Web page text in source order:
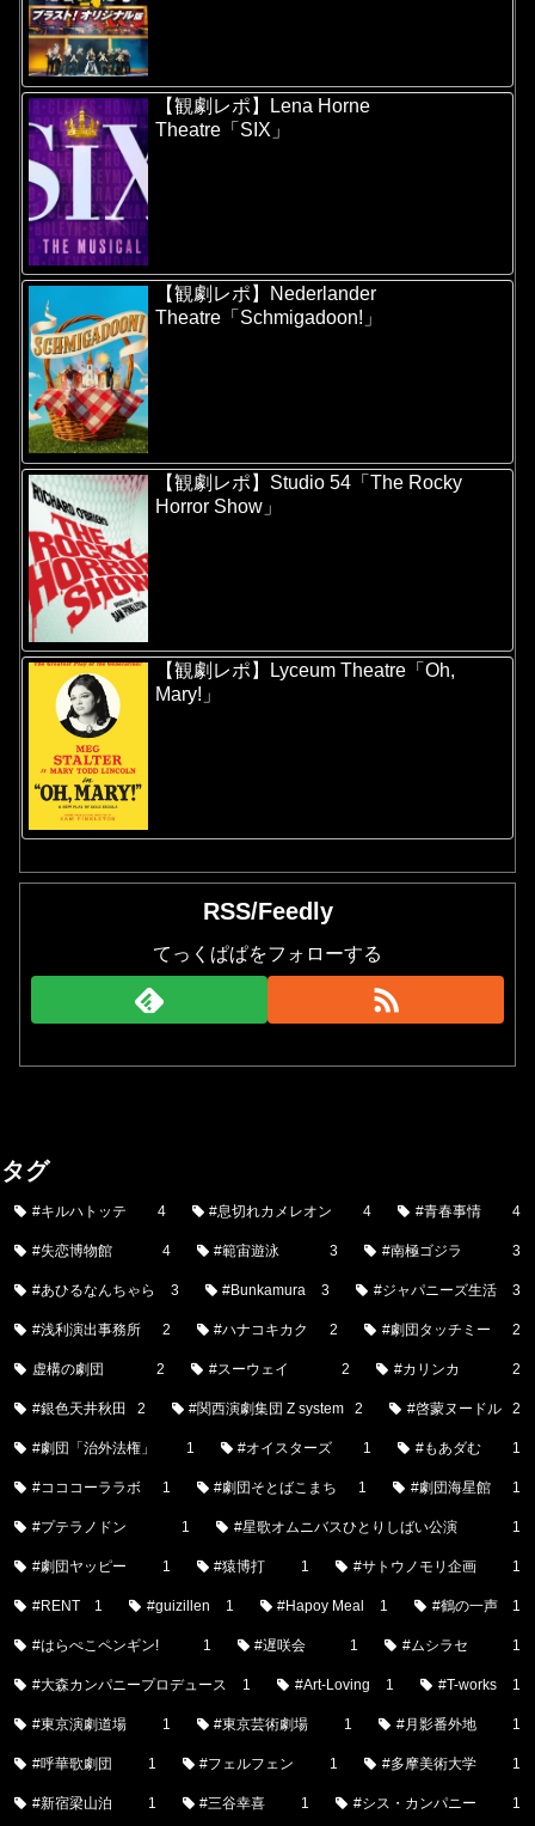
【観劇レポ】Lena Horne
Theatre「SIX」
【観劇レポ】Nederlander
Theatre「Schmigadoon!」
【観劇レポ】Studio 54「The Rocky
Horror Show」
【観劇レポ】Lyceum Theatre「Oh,
Mary!」
RSS/Feedly
てっくぱぱをフォローする
タグ
#キルハトッテ 4 #息切れカメレオン 4 #青春事情 4
#失恋博物館 4 #範宙遊泳 3 #南極ゴジラ 3
#あひるなんちゃら 3 #Bunkamura 3 #ジャパニーズ生活 3
#浅利演出事務所 2 #ハナコキカク 2 #劇団タッチミー 2
虚構の劇団 2 #スーウェイ 2 #カリンカ 2
#銀色天井秋田 2 #関西演劇集団 Z system 2 #啓蒙ヌードル 2
#劇団「治外法権」 1 #オイスターズ 1 #もあダむ 1
#コココーララボ 1 #劇団そとばこまち 1 #劇団海星館 1
#プテラノドン 1 #星歌オムニバスひとりしばい公演 1
#劇団ヤッピー 1 #猿博打 1 #サトウノモリ企画 1
#RENT 1 #guizillen 1 #Hapoy Meal 1 #鶴の一声 1
#はらぺこペンギン! 1 #遅咲会 1 #ムシラセ 1
#大森カンパニープロデュース 1 #Art-Loving 1 #T-works 1
#東京演劇道場 1 #東京芸術劇場 1 #月影番外地 1
#呼華歌劇団 1 #フェルフェン 1 #多摩美術大学 1
#新宿梁山泊 1 #三谷幸喜 1 #シス・カンパニー 1